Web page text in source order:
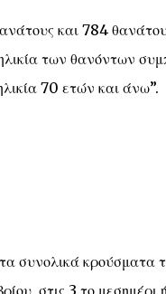
και 784
των θανόντων
70 ετών και άνω”.
συνολικά κρούσματα
στις 3 το